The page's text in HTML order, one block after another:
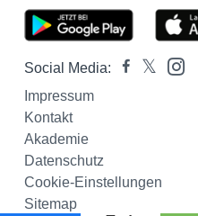
Social Media:
Impressum
Kontakt
Akademie
Datenschutz
Cookie-Einstellungen
Sitemap